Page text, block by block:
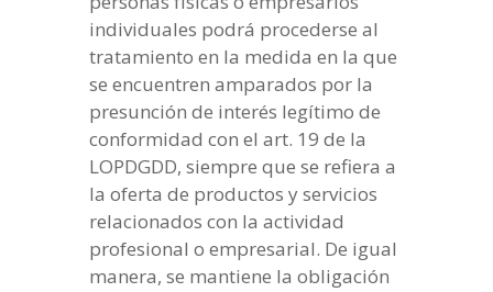
individuales podrá procederse al
tratamiento en la medida en la que
se encuentren amparados por la
presunción de interés legítimo de
conformidad con el art. 19 de la
LOPDGDD, siempre que se refiera a
la oferta de productos y servicios
relacionados con la actividad
profesional o empresarial. De igual
manera, se mantiene la obligación